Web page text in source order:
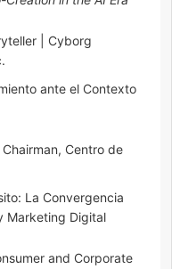
| Cyborg
ante el Contexto
Centro de
La Convergencia
Marketing Digital
and Corporate